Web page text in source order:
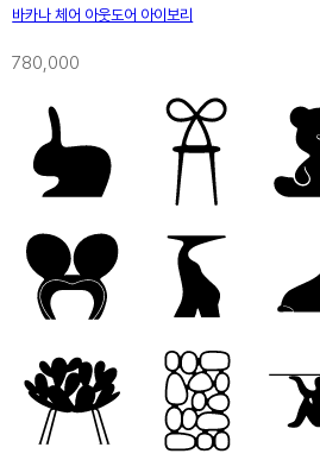
바카나 체어 아웃도어 아이보리
780,000